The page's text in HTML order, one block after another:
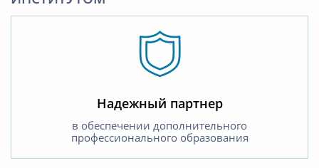
Надежный партнер
в обеспечении дополнительного
профессионального образования